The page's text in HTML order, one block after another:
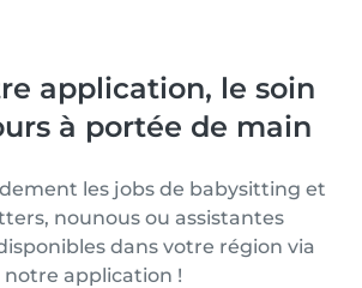
application, le soin
à portée de main
les jobs de babysitting et
nounous ou assistantes
dans votre région via
notre application !